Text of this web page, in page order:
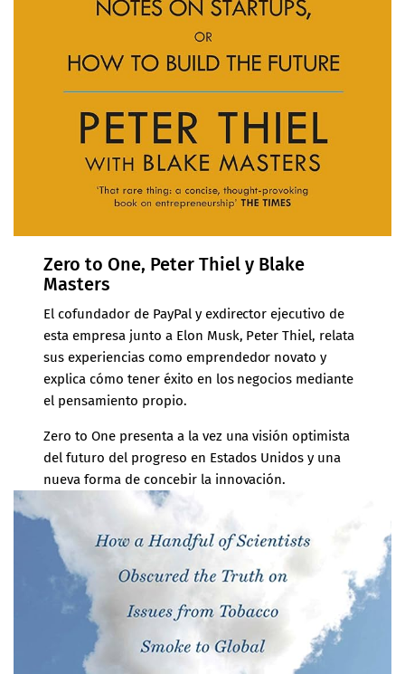
Zero to One, Peter Thiel y Blake
Masters
El cofundador de PayPaly exdirector ejecutivo de
esta empresa junto a Elon Musk, Peter Thiel, relata
sus experiencias como emprendedor novato y
explica cómo tener éxito en los negocios mediante
el pensamiento propio.
Zero to One presenta a la vez una visión optimista
del futuro del progreso en Estados Unidos y una
nueva forma de concebir la innovación.